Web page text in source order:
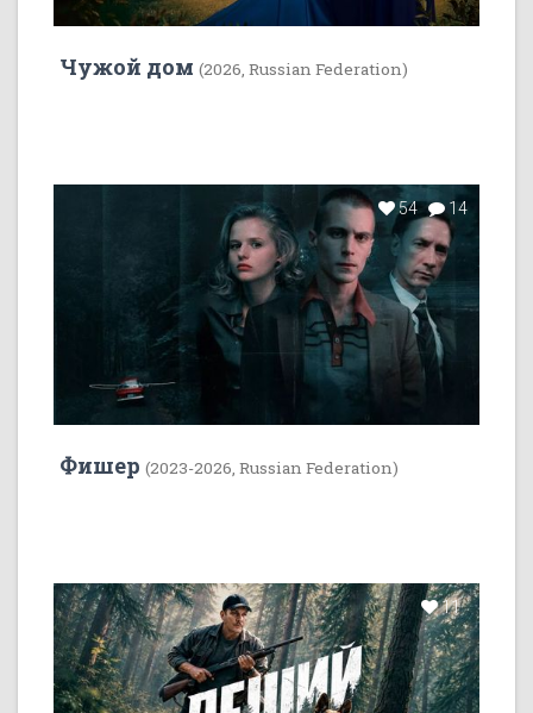
Чужой дом (2026, Russian Federation)
54 14
Фишер (2023-2026, Russian Federation)
11